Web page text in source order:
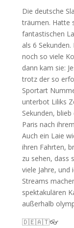
Die deutsche
träumen. Hatte
fantastischen
als 6
noch so viele
dann kam sie:
trotz der so
Sportart
unterbot Liliks
Sekunden,
Paris nach
Auch ein Laie
ihren Fahrten,
zu sehen, dass
viele Jahre, und
Streams
spektakulären
außerhalb
🇩🇪🇦🇹👓